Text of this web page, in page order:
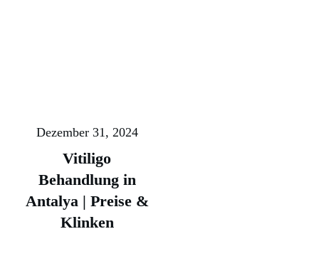
Dezember 31, 2024
Vitiligo
Behandlung in
Antalya | Preise &
Klinken